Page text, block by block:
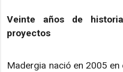
Veinte años de
proyectos
Madergia nació en 2005